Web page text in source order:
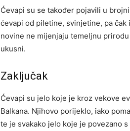
Ćevapi su se također pojavili u
ćevapi od piletine, svinjetine, pa
novine ne mijenjaju temeljnu
ukusni.
Zaključak
Ćevapi su jelo koje je kroz vekove
Balkana. Njihovo porijeklo, iako
te je svakako jelo koje je povezano